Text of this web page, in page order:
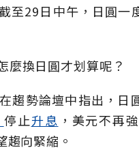
至29日中午，日圓
麼換日圓才划算呢？
趨勢論壇中指出，
停止升息 ，美元不再
趨向緊縮。